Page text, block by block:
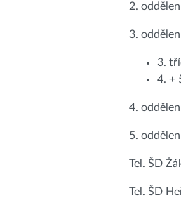
2.
3.
3.
4. +
4.
5.
Tel. ŠD
Tel. ŠD